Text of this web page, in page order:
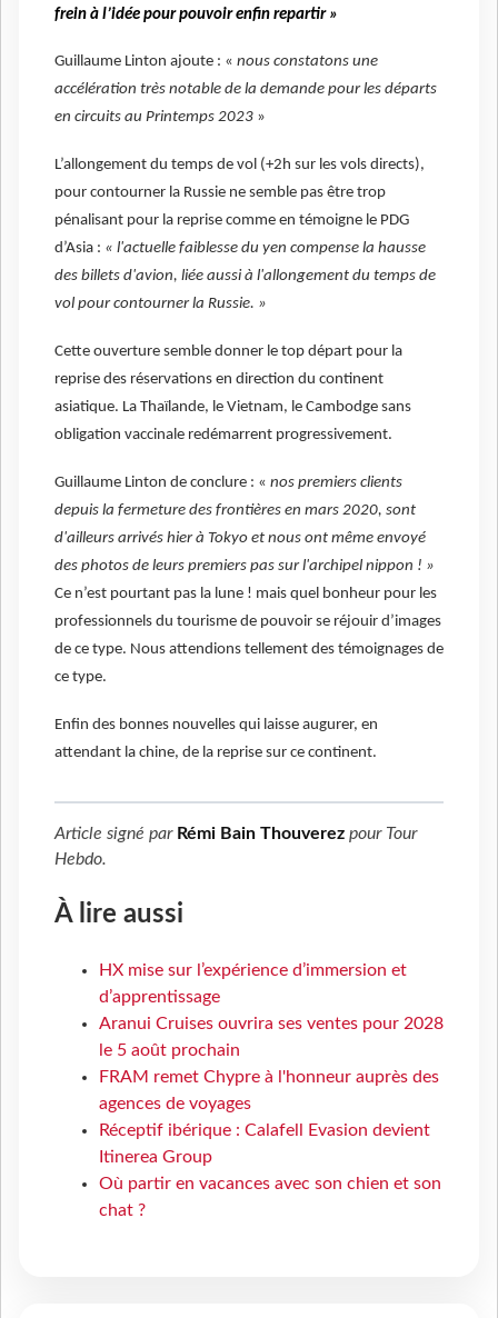
frein à l’idée pour pouvoir enfin repartir »
Guillaume Linton ajoute : « nous constatons une
accélération très notable de la demande pour les départs
en circuits au Printemps 2023 »
L’allongement du temps de vol (+2h sur les vols directs),
pour contourner la Russie ne semble pas être trop
pénalisant pour la reprise comme en témoigne le PDG
d’Asia : « l'actuelle faiblesse du yen compense la hausse
des billets d'avion, liée aussi à l'allongement du temps de
vol pour contourner la Russie. »
Cette ouverture semble donner le top départ pour la
reprise des réservations en direction du continent
asiatique. La Thaïlande, le Vietnam, le Cambodge sans
obligation vaccinale redémarrent progressivement.
Guillaume Linton de conclure : « nos premiers clients
depuis la fermeture des frontières en mars 2020, sont
d'ailleurs arrivés hier à Tokyo et nous ont même envoyé
des photos de leurs premiers pas sur l'archipel nippon ! »
Ce n’est pourtant pas la lune ! mais quel bonheur pour les
professionnels du tourisme de pouvoir se réjouir d’images
de ce type. Nous attendions tellement des témoignages de
ce type.
Enfin des bonnes nouvelles qui laisse augurer, en
attendant la chine, de la reprise sur ce continent.
Article signé par Rémi Bain Thouverez pour Tour
Hebdo.
À lire aussi
HX mise sur l’expérience d’immersion et
d’apprentissage
Aranui Cruises ouvrira ses ventes pour 2028
le 5 août prochain
FRAM remet Chypre à l'honneur auprès des
agences de voyages
Réceptif ibérique : Calafell Evasion devient
Itinerea Group
Où partir en vacances avec son chien et son
chat ?